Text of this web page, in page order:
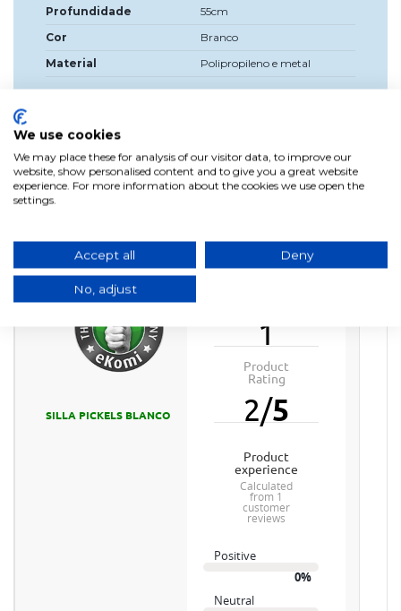
Profundidade
55cm
Cor
Branco
Material
Polipropileno e metal
Anexos
Pickels Chair
SILLA PICKELS BLANCO
1
Product
Rating
2/5
product
experience
calculated
from 1
customer
reviews
Positive
0%
Neutral
We use cookies
We may place these for analysis of our visitor data, to improve our
website, show personalised content and to give you a great website
experience. For more information about the cookies we use open the
settings.
Accept all Deny
No, adjust